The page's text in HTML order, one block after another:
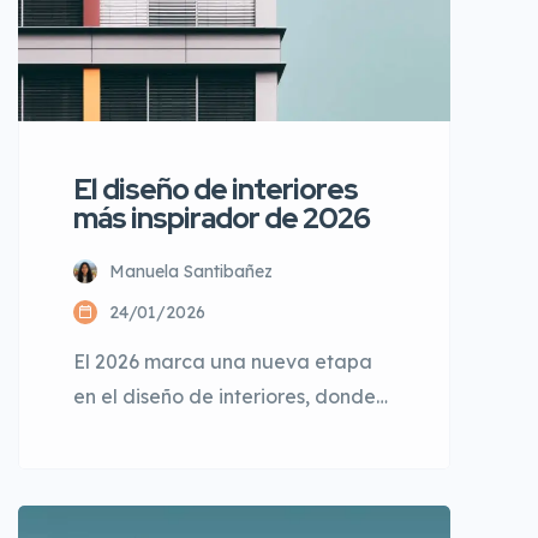
El diseño de interiores
más inspirador de 2026
Manuela Santibañez
24/01/2026
El 2026 marca una nueva etapa
en el diseño de interiores, donde
se combinan para crear espacios